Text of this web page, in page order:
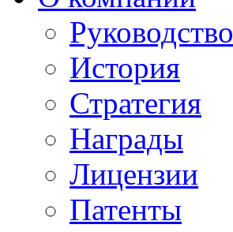
Руководство
История
Стратегия
Награды
Лицензии
Патенты